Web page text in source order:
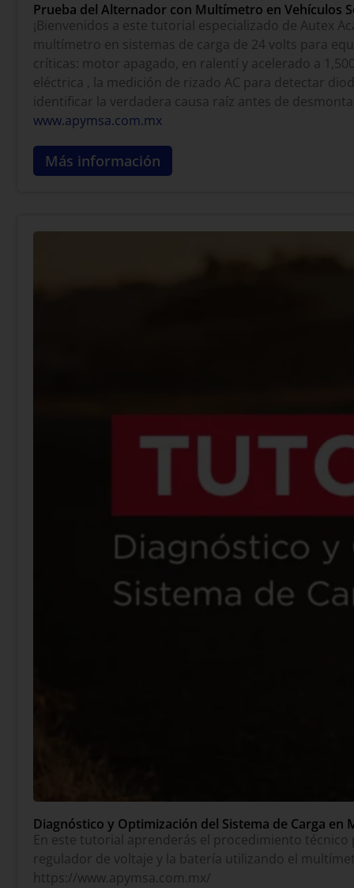
Prueba del Alternador con Multímetro en Vehículos
¡Bienvenidos a este tutorial especializado de Autex
multímetro en sistemas de carga de 24 volts para
críticas: motor apagado, en ralentí y acelerado a
eléctrica , la medición de rizado AC para detectar
identificar la verdadera causa raíz antes de
www.apymsa.com.mx
Más información
Diagnóstico y Optimización del Sistema de Carga en
En este tutorial aprenderás el procedimiento
regulador de voltaje y la batería utilizando el
https://www.apymsa.com.mx/